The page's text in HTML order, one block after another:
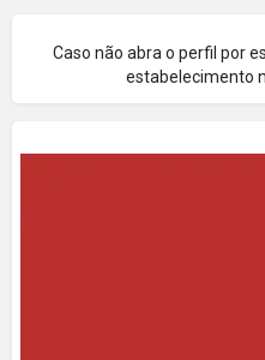
Caso não abra o perfil por
estabelecimento